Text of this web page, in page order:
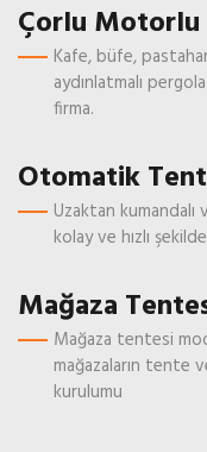
Çorlu Motorlu
Kafe, büfe,
aydınlatmalı
firma.
Otomatik
Uzaktan
kolay ve hızlı
Mağaza
Mağaza tentesi
mağazaların tente
kurulumu